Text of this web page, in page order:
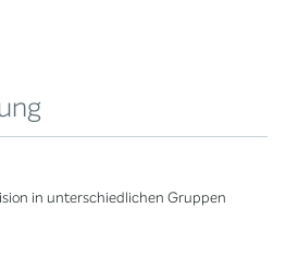
in unterschiedlichen Gruppen